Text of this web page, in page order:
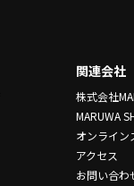
関連会社
株式会社
MARUWA
オンライン
アクセス
お問い合わ